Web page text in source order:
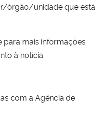
e Comunicações
órgão/unidade que está
mais informações
à notícia.
com a Agência de